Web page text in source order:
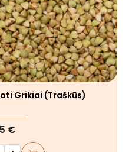
Grikiai (traškūs)
€